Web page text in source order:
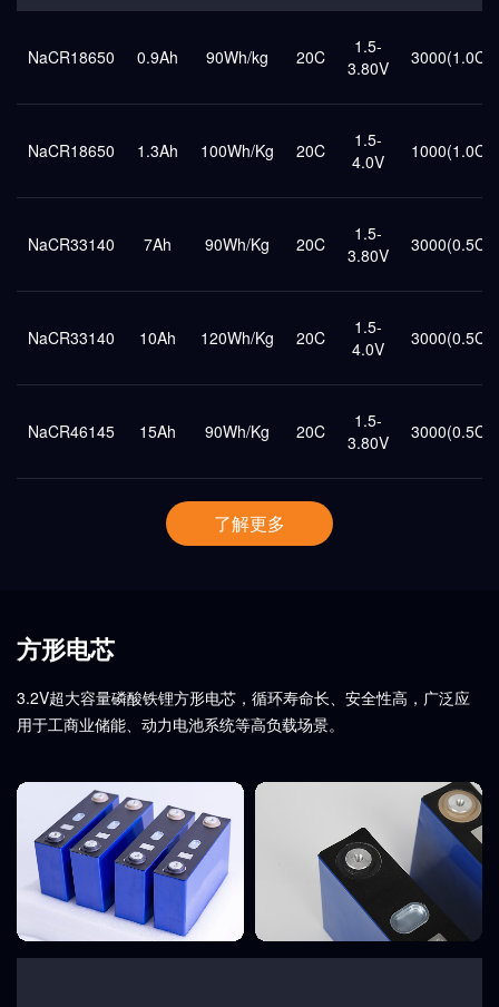
NaCR18650 0.9Ah 90Wh/kg 20C
1.5-
3.80V
NaCR18650 1.3Ah 100Wh/Kg 20C
1.5-
4.0V
NaCR33140 7Ah 90Wh/Kg 20C
1.5-
3.80V
NaCR33140 10Ah 120Wh/Kg 20C
1.5-
4.0V
NaCR46145 15Ah 90Wh/Kg 20C
1.5-
3.80V
了解更多
方形电芯
3.2V超大容量磷酸铁锂方形电芯，循环寿命长、安全性高，广泛应
用于工商业储能、动力电池系统等高负载场景。